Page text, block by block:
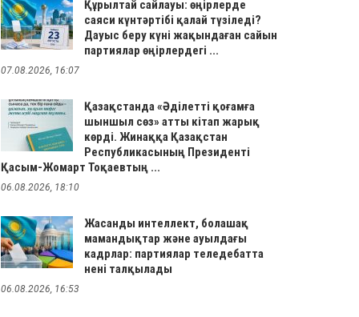
Құрылтай сайлауы: өңірлерде
саяси күнтәртібі қалай түзіледі?
Дауыс беру күні жақындаған сайын
партиялар өңірлердегі ...
07.08.2026, 16:07
Қазақстанда «Әділетті қоғамға
шыншыл сөз» атты кітап жарық
көрді. Жинаққа Қазақстан
Республикасының Президенті
Қасым-Жомарт Тоқаевтың ...
06.08.2026, 18:10
Жасанды интеллект, болашақ
мамандықтар және ауылдағы
кадрлар: партиялар теледебатта
нені талқылады
06.08.2026, 16:53